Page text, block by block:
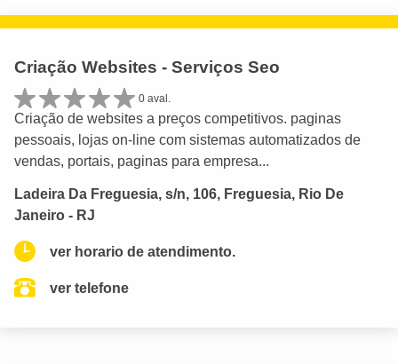
Criação Websites - Serviços Seo
0 aval.
Criação de websites a preços competitivos. paginas
pessoais, lojas on-line com sistemas automatizados de
vendas, portais, paginas para empresa...
Ladeira Da Freguesia, s/n, 106, Freguesia, Rio De
Janeiro - RJ
ver horario de atendimento.
ver telefone